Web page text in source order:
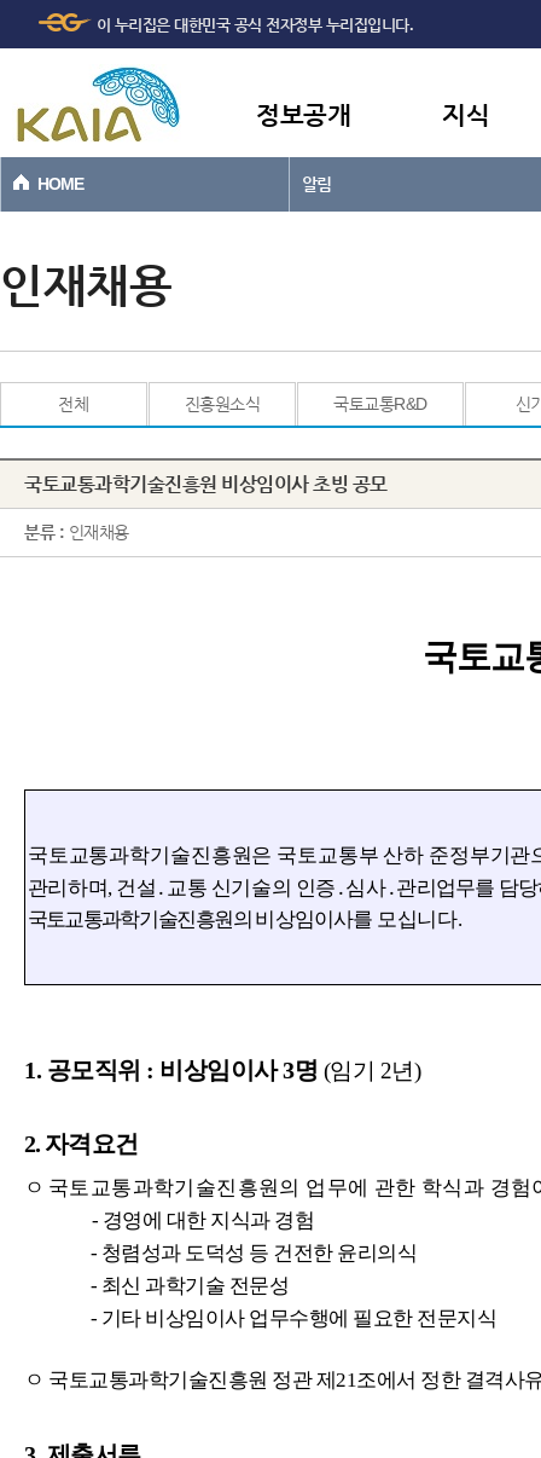
본문바로가기
이 누리집은 대한민국 공식 전자정부 누리집입니다.
정보공개 지식
HOME 알림
인재채용
전체 진흥원소식 국토교통R&D 신
국토교통과학기술진흥원 비상임이사 초빙 공모
분류 : 인재채용
국토교
국토교통과학기술진흥원은 국토교통부 산하 준정부기관
관리하며, 건설 ․ 교통 신기술의 인증 ․심사․관리업무를 담
국토교통과학기술진흥원의 비상임이사를 모십니다.
1. 공모직위 : 비상임이사3명 (임기 2년)
2. 자격요건
ㅇ 국토교통과학기술진흥원의 업무에 관한 학식과 경
- 경영에 대한 지식과 경험
- 청렴성과 도덕성 등 건전한 윤리의식
- 최신 과학기술 전문성
- 기타 비상임이사 업무수행에 필요한 전문지식
ㅇ 국토교통과학기술진흥원 정관 제21조에서 정한 결격사